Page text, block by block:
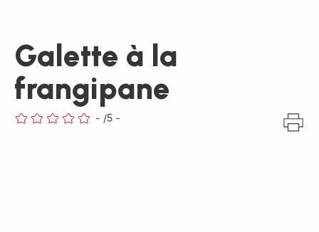
Galette à la
frangipane
- /5 -